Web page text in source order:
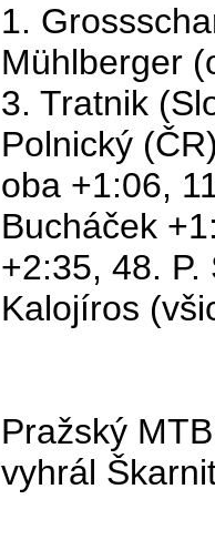
1.
Mühlberger
3. Tratnik
Polnický
oba +1:06,
Bucháček
+2:35, 48. P.
Kalojíros
Pražský
vyhrál